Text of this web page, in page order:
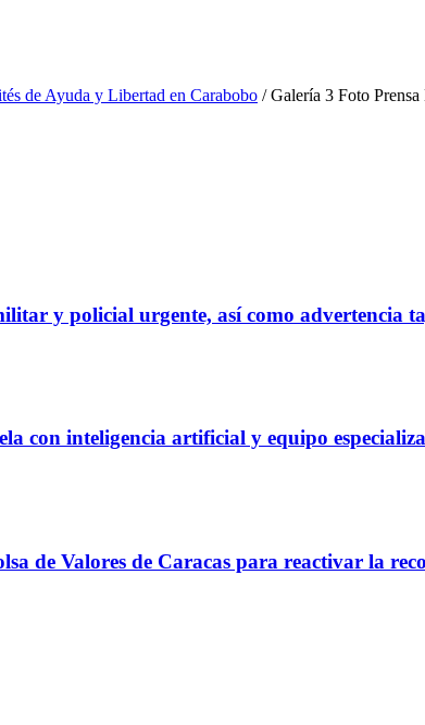
de Ayuda y Libertad en Carabobo / Galería 3 Foto
y policial urgente, así como advertencia
con inteligencia artificial y equipo
de Valores de Caracas para reactivar la